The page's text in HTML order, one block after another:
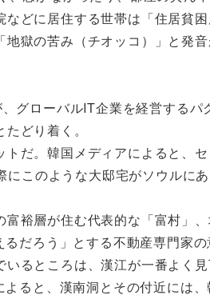
どに居住する世帯は「住居貧
獄の苦み（チオッコ）」と発
グローバルIT企業を経営するパ
どり着く。
だ。韓国メディアによると、
このような大邸宅がソウルに
裕層が住む代表的な「富村」
だろう」とする不動産専門家
るところは、漢江が一番よく
ると、漢南洞とその付近には